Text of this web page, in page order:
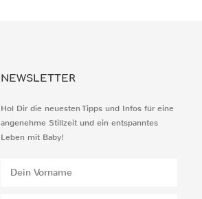
NEWSLETTER
Hol Dir die neuesten Tipps und Infos für eine
angenehme Stillzeit und ein entspanntes
Leben mit Baby!